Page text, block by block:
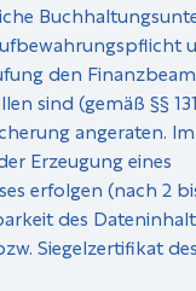
den
sind (gemäß §§
angeraten.
Erzeugung eines
erfolgen (nach 2
des
Siegelzertifikat